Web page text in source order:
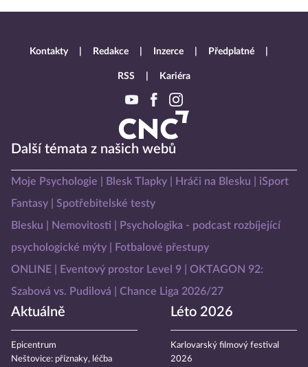
Další témata z našich webů
Moje Psychologie Blesk Tlapky Hráči na Blesku
iSport
Fantasy
Spotřebitelské testy
Blesku
Nemovitosti
Psychologika - podcast rozbíjející
psychologické mýty
Fotbalové přestupy
ONLINE
Eventový prostor Level 9
OKTAGON 92:
Szabová vs. Pudilová
Chance Liga 2026/27
Aktuálně
Epicentrum
Neštovice: příznaky, léčba
Léto 2026
Karlovarský filmový festival
2026
Kontakty Redakce Inzerce Předplatné
RSS Kariéra